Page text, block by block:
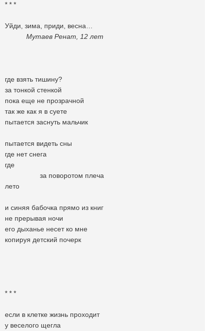
* * *
Уйди, зима, приди, весна…
Мутаев Ренат, 12 лет
где взять тишину?
за тонкой стенкой
пока еще не прозрачной
так же как я в суете
пытается заснуть мальчик
пытается видеть сны
где нет снега
где
за поворотом плеча
лето
и синяя бабочка прямо из книг
не прерывая ночи
его дыханье несет ко мне
копируя детский почерк
* * *
если в клетке жизнь проходит
у веселого щегла